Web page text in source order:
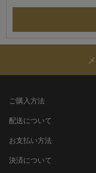
ご購入方法
配送について
お支払い方法
決済について